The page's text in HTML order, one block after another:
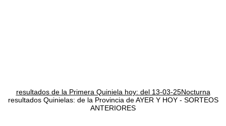
resultados de la Primera Quiniela hoy: del 13-03-25Nocturna
resultados Quinielas: de la Provincia de AYER Y HOY - SORTEOS
ANTERIORES